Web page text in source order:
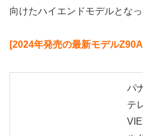
向けたハイエンドモデルとなっ
[2024年発売の最新モデル
パ
テ